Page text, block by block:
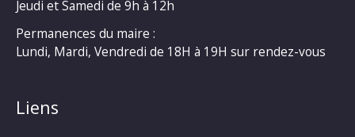
Jeudi et Samedi de 9h à 12h
Permanences du maire :
Lundi, Mardi, Vendredi de 18H à 19H sur rendez-vous
Liens